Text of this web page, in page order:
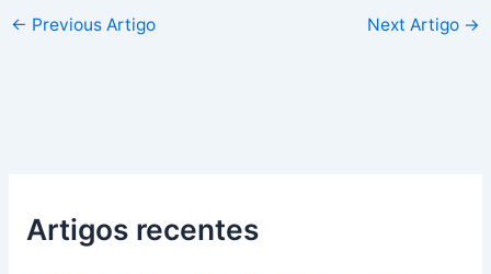
← Previous Artigo Next Artigo →
Artigos recentes